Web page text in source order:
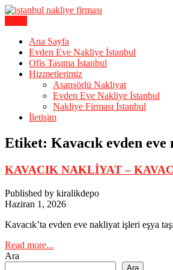
Skip
İstanbul Evden
Ana Sayfa
Evden Eve Nakliye İstanbul
Ofis Taşıma İstanbul
Hizmetlerimiz
Asansörlü Nakliyat
Evden Eve Nakliye İstanbul
Nakliye Firması İstanbul
İletişim
Etiket: Kavacık evden
KAVACIK NAKLİYAT –
Published by kiralikdepo
Haziran 1, 2026
Kavacık’ta evden eve nakliyat işleri eşya
Read more...
Ara
Ara